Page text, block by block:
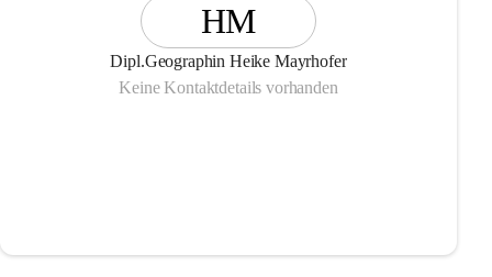
HM
Dipl.Geographin Heike Mayrhofer
Keine Kontaktdetails vorhanden